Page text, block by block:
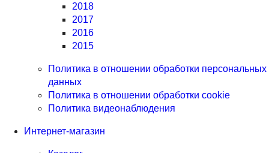
2018
2017
2016
2015
Политика в отношении обработки персональных
данных
Политика в отношении обработки cookie
Политика видеонаблюдения
Интернет-магазин